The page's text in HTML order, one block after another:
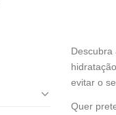
Descubra
evitar o
Quer